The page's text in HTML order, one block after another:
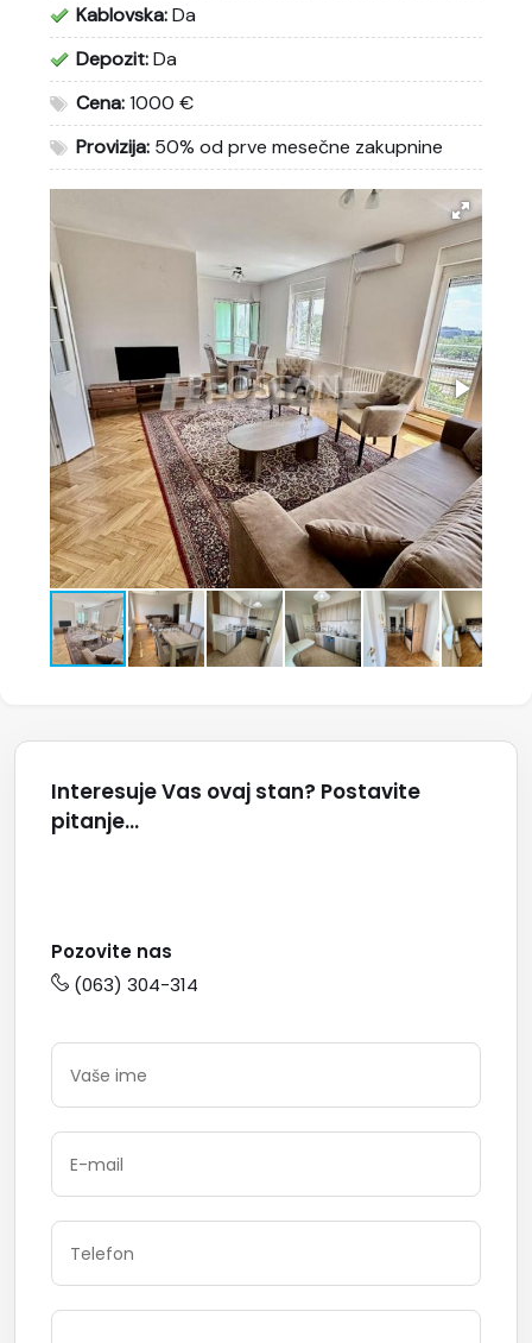
Kablovska:Da
Depozit:Da
Cena:1000 €
Provizija: 50% od prve mesečne zakupnine
Interesuje Vas ovaj stan? Postavite
pitanje...
Pozovite nas
(063) 304-314